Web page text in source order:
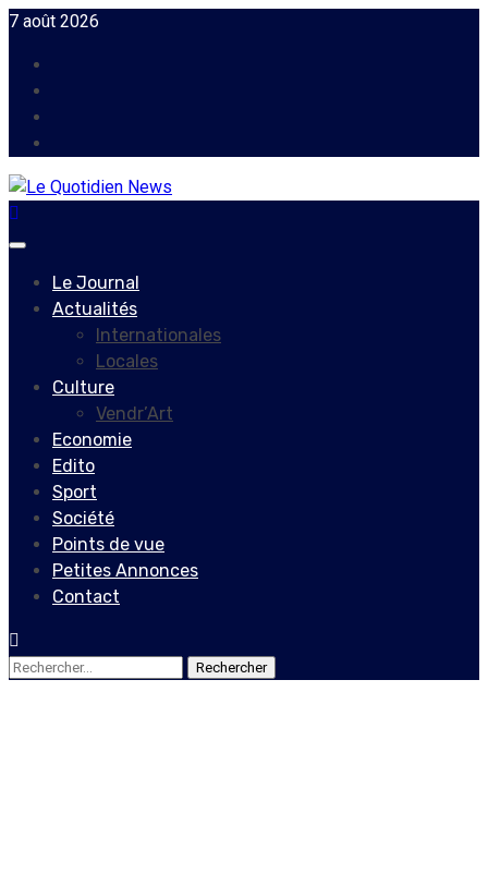
Skip
content
7 août 2026
Primary
Le Journal
Actualités
Internationales
Locales
Culture
Vendr’Art
Economie
Edito
Sport
Société
Points de vue
Petites Annonces
Contact
Rechercher :